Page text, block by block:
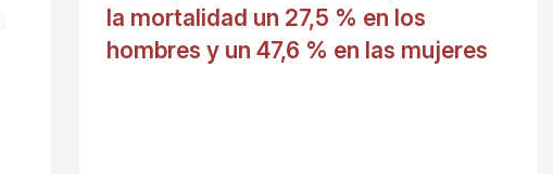
la mortalidad un 27,5 % en los
hombres y un 47,6 % en las mujeres